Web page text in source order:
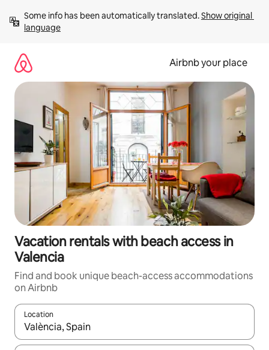
content
Some info has been automatically translated. Show original
language
Airbnb your place
Vacation rentals with beach access in
Valencia
Find and book unique beach-access accommodations
on Airbnb
Location
When results are available, navigate with up and down arrow